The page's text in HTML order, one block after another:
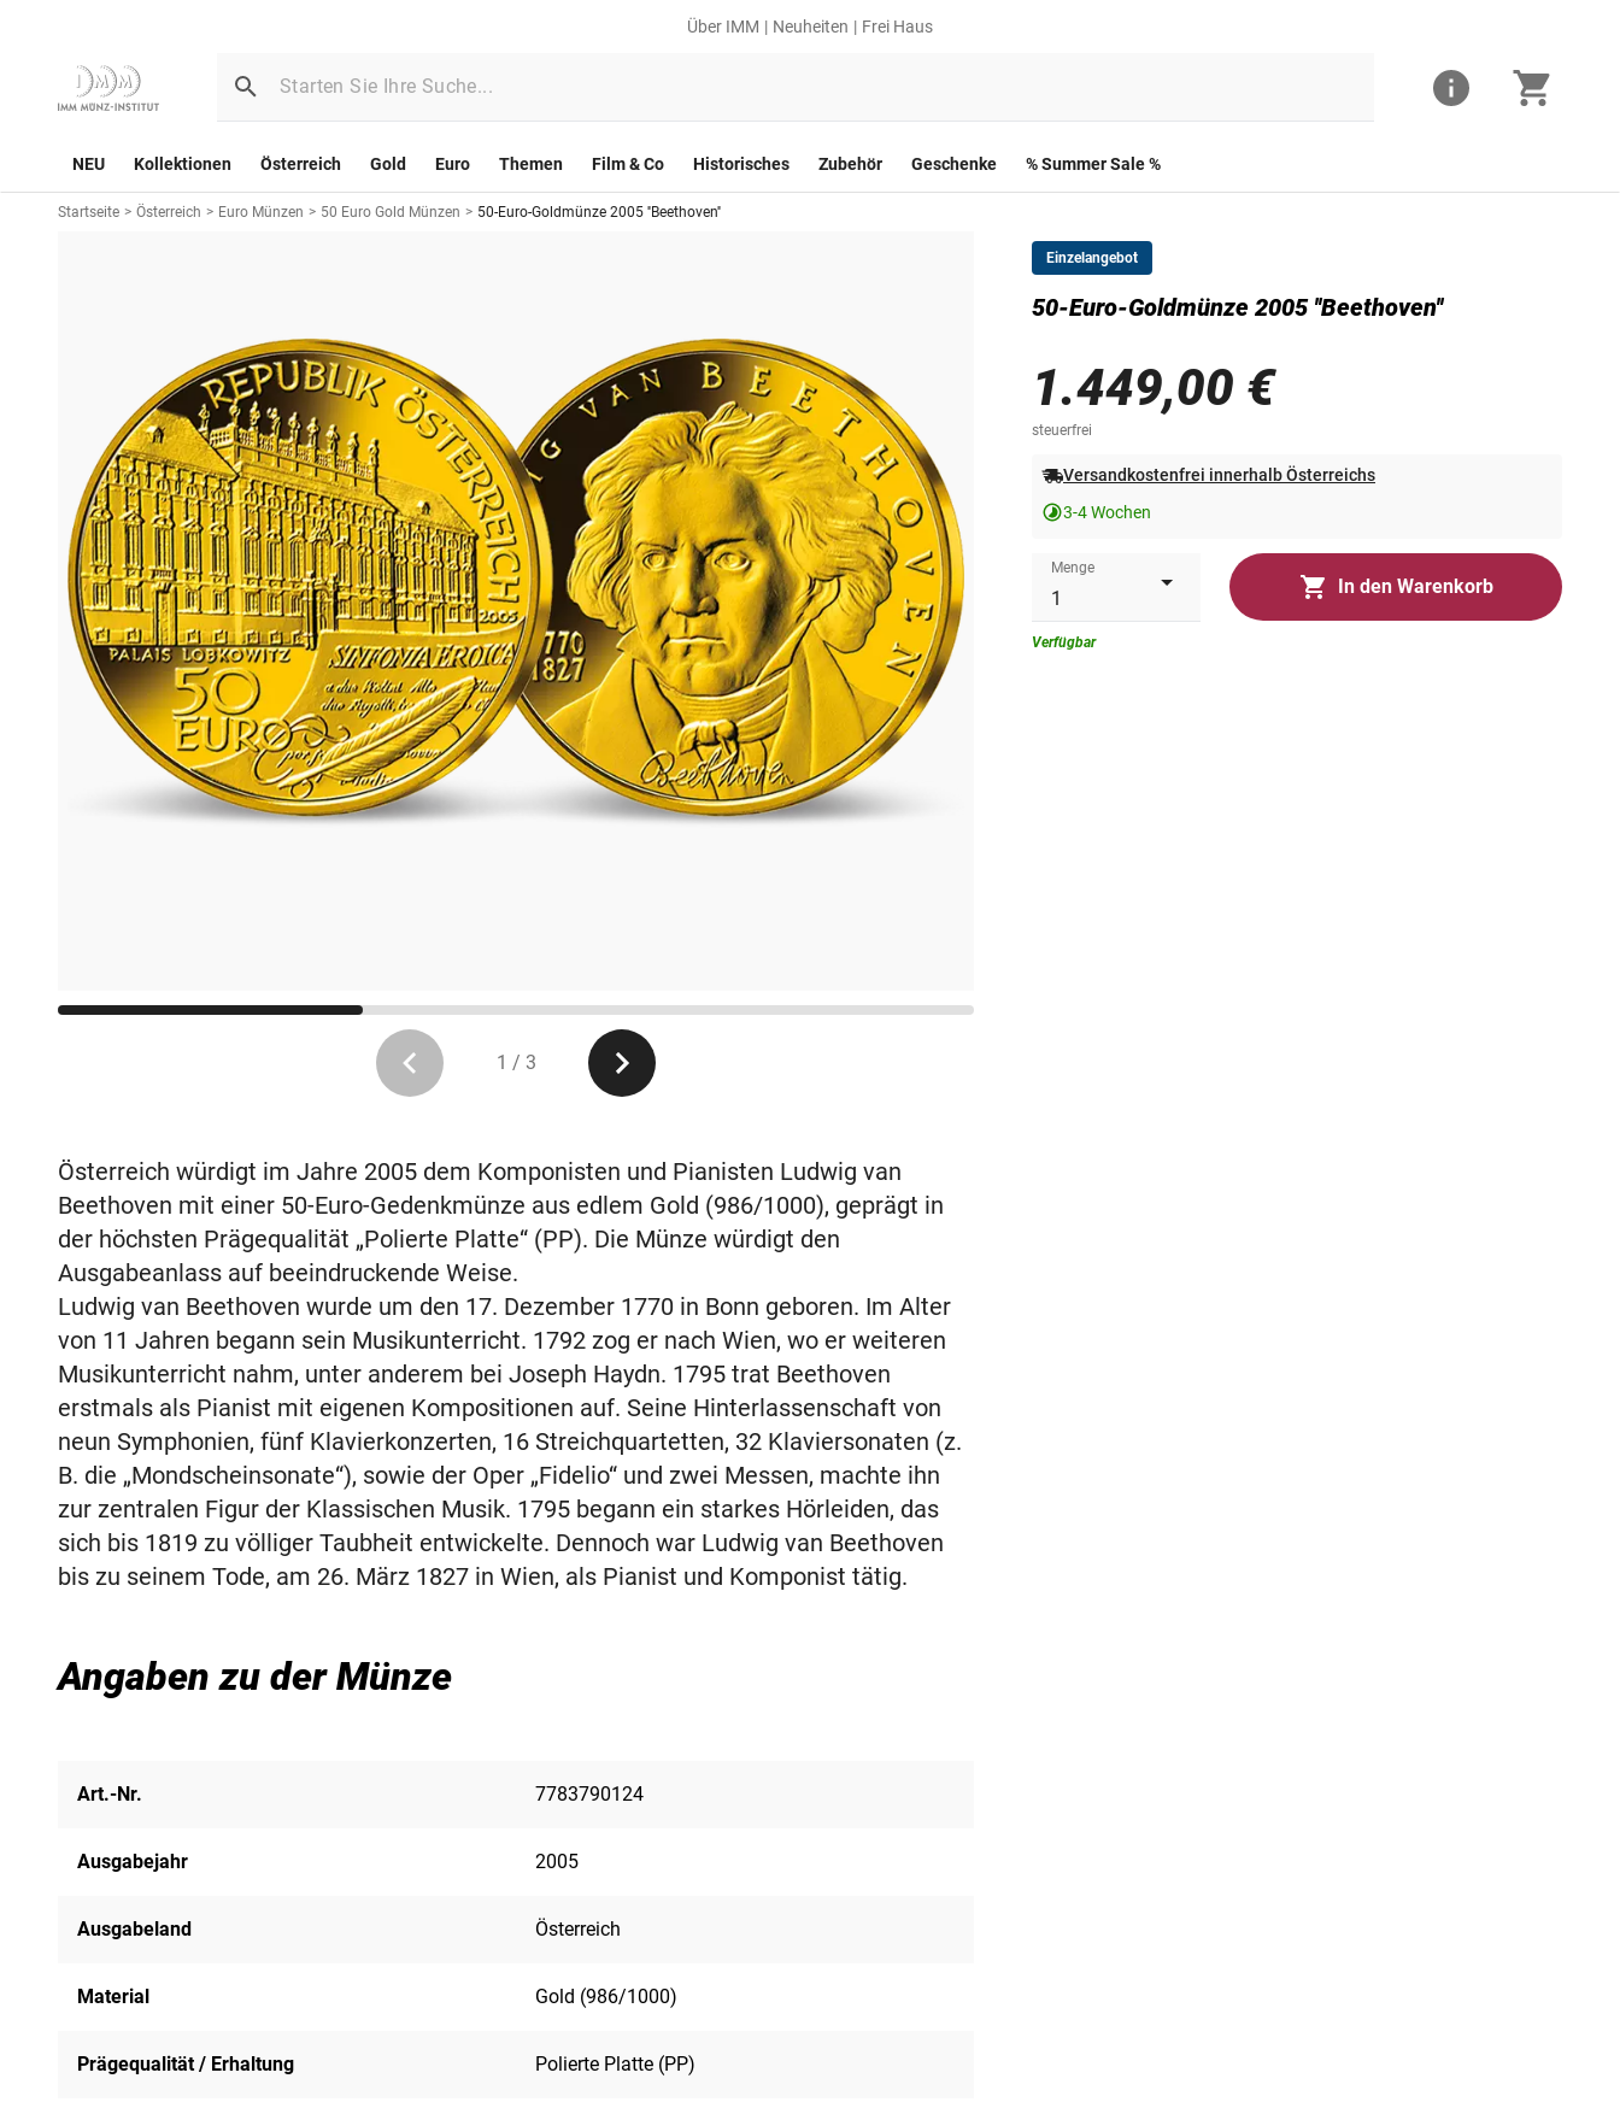
Über IMM Neuheiten Frei Haus
NEU Kollektionen Österreich Gold Euro Themen Film & Co Historisches Zubehör Geschenke % Summer Sale %
Startseite > Österreich > Euro Münzen > 50 Euro Gold Münzen > 50-Euro-Goldmünze 2005 ''Beethoven''
1 / 3
Einzelangebot
50-Euro-Goldmünze 2005 ''Beethoven''
1.449,00 €
steuerfrei
Versandkostenfrei innerhalb Österreichs
3-4 Wochen
Menge
In den Warenkorb
Verfügbar
Österreich würdigt im Jahre 2005 dem Komponisten und Pianisten Ludwig van
Beethoven mit einer 50-Euro-Gedenkmünze aus edlem Gold (986/1000), geprägt in
der höchsten Prägequalität „Polierte Platte“ (PP). Die Münze würdigt den
Ausgabeanlass auf beeindruckende Weise.
Ludwig van Beethoven wurde um den 17. Dezember 1770 in Bonn geboren. Im Alter
von 11 Jahren begann sein Musikunterricht. 1792 zog er nach Wien, wo er weiteren
Musikunterricht nahm, unter anderem bei Joseph Haydn. 1795 trat Beethoven
erstmals als Pianist mit eigenen Kompositionen auf. Seine Hinterlassenschaft von
neun Symphonien, fünf Klavierkonzerten, 16 Streichquartetten, 32 Klaviersonaten (z.
B. die „Mondscheinsonate“), sowie der Oper „Fidelio“ und zwei Messen, machte ihn
zur zentralen Figur der Klassischen Musik. 1795 begann ein starkes Hörleiden, das
sich bis 1819 zu völliger Taubheit entwickelte. Dennoch war Ludwig van Beethoven
bis zu seinem Tode, am 26. März 1827 in Wien, als Pianist und Komponist tätig.
Angaben zu der Münze
Art.-Nr. 7783790124
Ausgabejahr 2005
Ausgabeland Österreich
Material Gold (986/1000)
Prägequalität / Erhaltung Polierte Platte (PP)